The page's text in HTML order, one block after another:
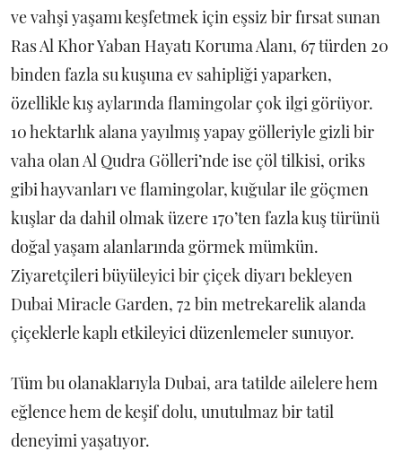
ve vahşi yaşamı keşfetmek için eşsiz bir fırsat sunan
Ras Al Khor Yaban Hayatı Koruma Alanı, 67 türden 20
binden fazla su kuşuna ev sahipliği yaparken,
özellikle kış aylarında flamingolar çok ilgi görüyor.
10 hektarlık alana yayılmış yapay gölleriyle gizli bir
vaha olan Al Qudra Gölleri’nde ise çöl tilkisi, oriks
gibi hayvanları ve flamingolar, kuğular ile göçmen
kuşlar da dahil olmak üzere 170’ten fazla kuş türünü
doğal yaşam alanlarında görmek mümkün.
Ziyaretçileri büyüleyici bir çiçek diyarı bekleyen
Dubai Miracle Garden, 72 bin metrekarelik alanda
çiçeklerle kaplı etkileyici düzenlemeler sunuyor.
Tüm bu olanaklarıyla Dubai, ara tatilde ailelere hem
eğlence hem de keşif dolu, unutulmaz bir tatil
deneyimi yaşatıyor.